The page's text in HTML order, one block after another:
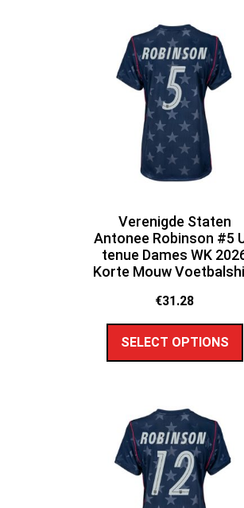
Verenigde Staten
Antonee Robinson #5
tenue Dames WK
Korte Mouw
€31.28
SELECT OPTIONS